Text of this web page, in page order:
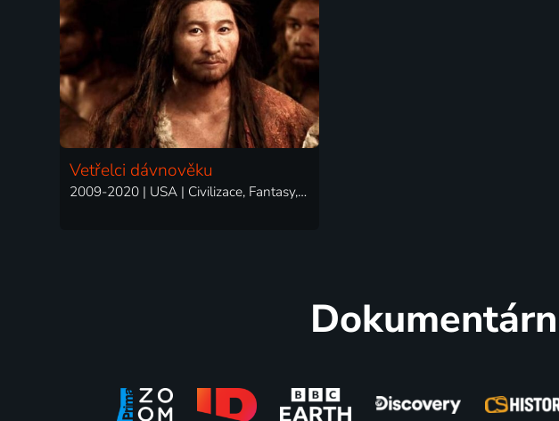
Vetřelci dávnověku
2009-2020 | USA | Civilizace, Fantasy, Historický, Science Fiction